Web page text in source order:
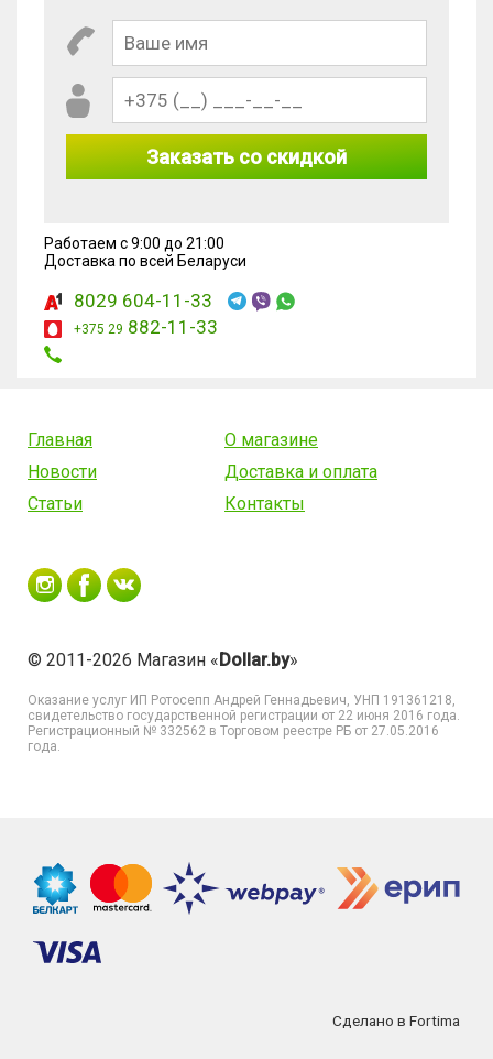
Заказать со скидкой
Работаем с 9:00 до 21:00
Доставка по всей Беларуси
8029 604-11-33
+375 29 882-11-33
Главная
О магазине
Новости
Доставка и оплата
Статьи
Контакты
© 2011-2026 Магазин «Dollar.by»
Оказание услуг ИП Ротосепп Андрей Геннадьевич, УНП 191361218,
свидетельство государственной регистрации от 22 июня 2016 года.
Регистрационный № 332562 в Торговом реестре РБ от 27.05.2016
года.
Сделано в Fortima